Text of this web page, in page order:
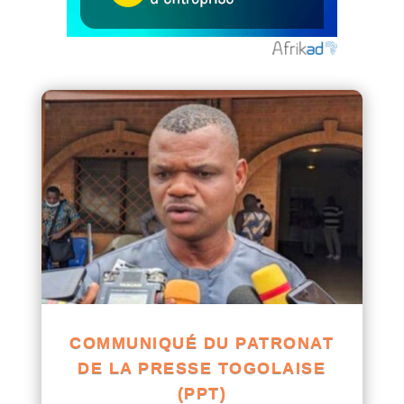
COMMUNIQUÉ DU PATRONAT
DE LA PRESSE TOGOLAISE
(PPT)